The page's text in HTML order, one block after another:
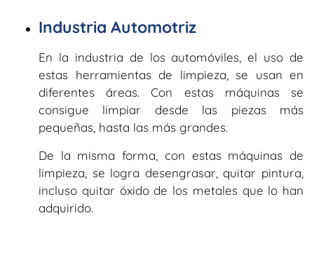
Industria Automotriz
En la industria de los automóviles, el uso de
estas herramientas de limpieza, se usan en
diferentes áreas. Con estas máquinas se
consigue limpiar desde las piezas más
pequeñas, hasta las más grandes.
De la misma forma, con estas máquinas de
limpieza, se logra desengrasar, quitar pintura,
incluso quitar óxido de los metales que lo han
adquirido.